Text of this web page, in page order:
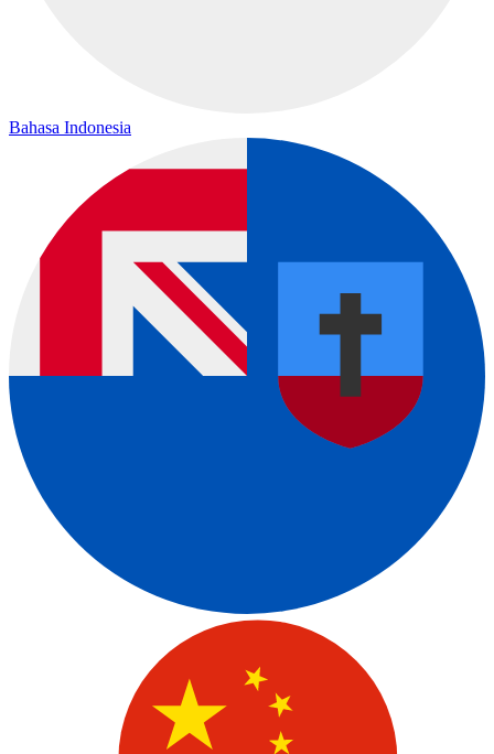
Bahasa Indonesia